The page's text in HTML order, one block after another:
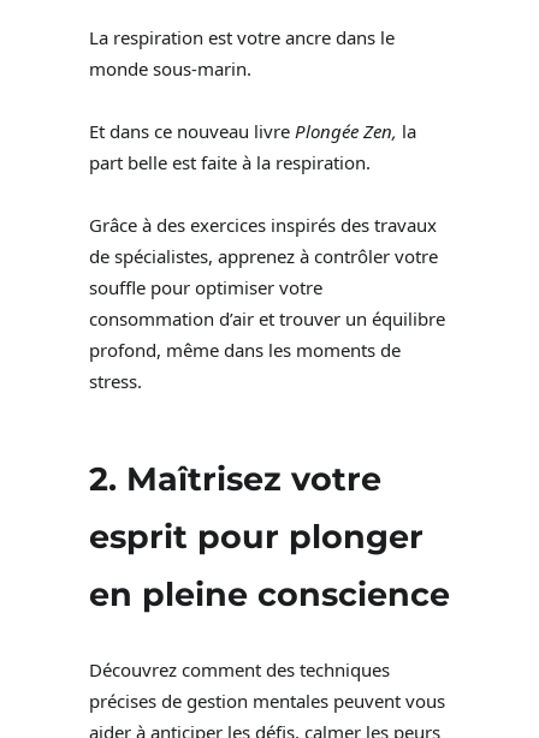
La respiration est votre ancre dans le
monde sous-marin.
Et dans ce nouveau livre Plongée Zen, la
part belle est faite à la respiration.
Grâce à des exercices inspirés des travaux
de spécialistes, apprenez à contrôler votre
souffle pour optimiser votre
consommation d’air et trouver un équilibre
profond, même dans les moments de
stress.
2. Maîtrisez votre
esprit pour plonger
en pleine conscience
Découvrez comment des techniques
précises de gestion mentales peuvent vous
aider à anticiper les défis, calmer les peurs